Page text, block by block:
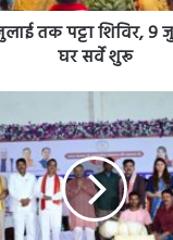
तक पट्टा शिविर, 9
घर सर्वे शुरू